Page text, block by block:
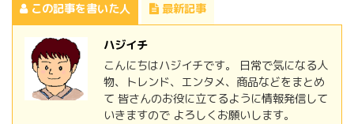
この記事を書いた人 最新記事
ハジイチ
こんにちはハジイチです。 日常で気になる人
物、トレンド、エンタメ、商品などをまとめ
て 皆さんのお役に立てるように情報発信して
いきますので よろしくお願いします。